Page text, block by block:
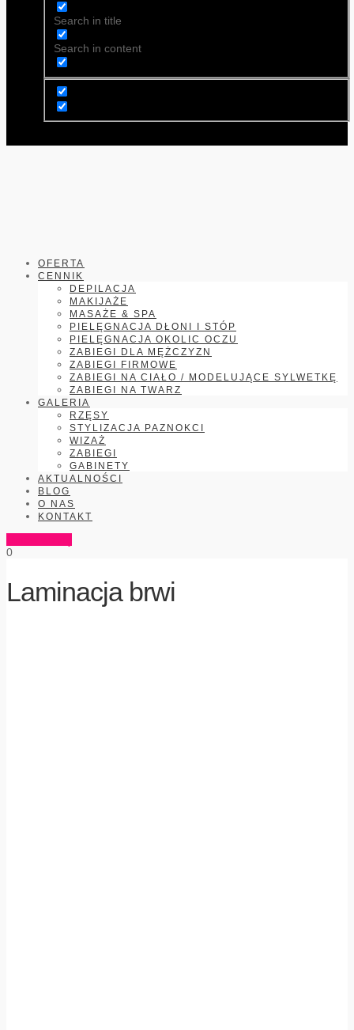
Search in title
Search in content
OFERTA
CENNIK
DEPILACJA
MAKIJAŻE
MASAŻE & SPA
PIELĘGNACJA DŁONI I STÓP
PIELĘGNACJA OKOLIC OCZU
ZABIEGI DLA MĘŻCZYZN
ZABIEGI FIRMOWE
ZABIEGI NA CIAŁO / MODELUJĄCE SYLWETKĘ
ZABIEGI NA TWARZ
GALERIA
RZĘSY
STYLIZACJA PAZNOKCI
WIZAŻ
ZABIEGI
GABINETY
AKTUALNOŚCI
BLOG
O NAS
KONTAKT
0
Laminacja brwi